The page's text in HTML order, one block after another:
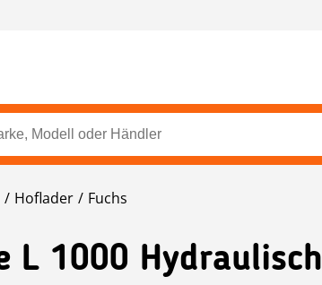
Hoflader Fuchs
L 1000 Hydraulisch